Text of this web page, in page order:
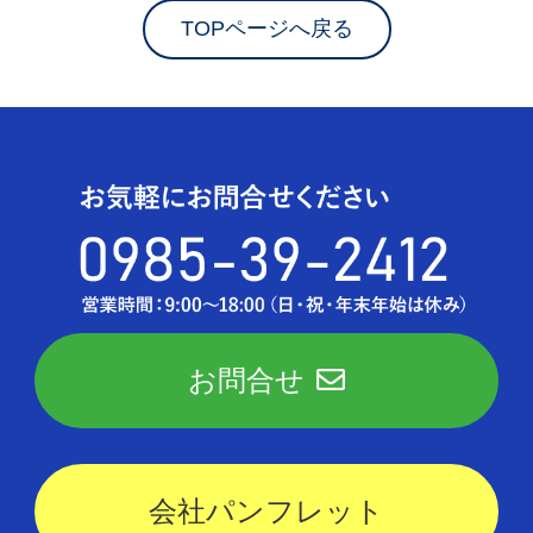
TOPページへ戻る
お問合せ
会社パンフレット